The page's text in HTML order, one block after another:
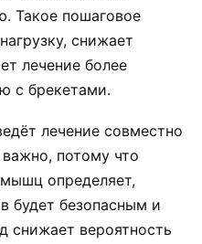
Такое пошаговое
снижает
лечение более
с брекетами.
лечение совместно
потому что
определяет,
будет безопасным и
снижает вероятность